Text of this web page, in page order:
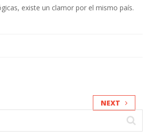
existe un clamor por el mismo país.
NEXT